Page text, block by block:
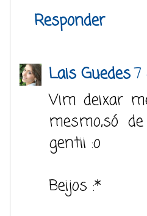
Responder
Lais Guedes7
Vim deixar
mesmo,só
gentii :o
Beijos :*